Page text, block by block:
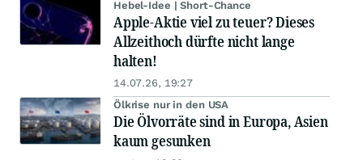
Hebel-Idee | Short-Chance
Apple-Aktie viel zu teuer? Dieses
Allzeithoch dürfte nicht lange
halten!
14.07.26, 19:27
Ölkrise nur in den USA
Die Ölvorräte sind in Europa, Asien
kaum gesunken